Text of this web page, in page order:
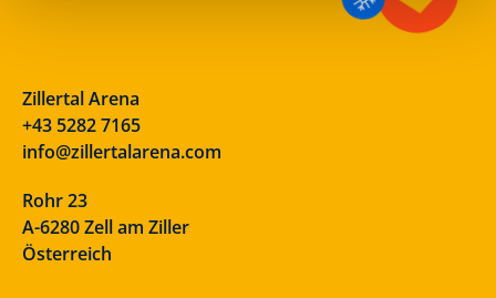
Zillertal Arena
+43 5282 7165
info@zillertalarena.com
Rohr 23
A-6280 Zell am Ziller
Österreich